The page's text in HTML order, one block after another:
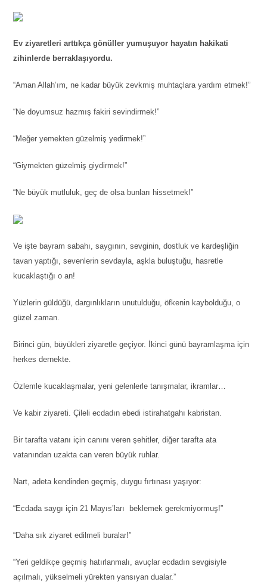
Ev ziyaretleri arttıkça gönüller yumuşuyor hayatın hakikati
zihinlerde berraklaşıyordu.
“Aman Allah’ım, ne kadar büyük zevkmiş muhtaçlara yardım etmek!”
“Ne doyumsuz hazmış fakiri sevindirmek!”
“Meğer yemekten güzelmiş yedirmek!”
“Giymekten güzelmiş giydirmek!”
“Ne büyük mutluluk, geç de olsa bunları hissetmek!”
Ve işte bayram sabahı, saygının, sevginin, dostluk ve kardeşliğin
tavan yaptığı, sevenlerin sevdayla, aşkla buluştuğu, hasretle
kucaklaştığı o an!
Yüzlerin güldüğü, dargınlıkların unutulduğu, öfkenin kaybolduğu, o
güzel zaman.
Birinci gün, büyükleri ziyaretle geçiyor. İkinci günü bayramlaşma için
herkes dernekte.
Özlemle kucaklaşmalar, yeni gelenlerle tanışmalar, ikramlar…
Ve kabir ziyareti. Çileli ecdadın ebedi istirahatgahı kabristan.
Bir tarafta vatanı için canını veren şehitler, diğer tarafta ata
vatanından uzakta can veren büyük ruhlar.
Nart, adeta kendinden geçmiş, duygu fırtınası yaşıyor:
“Ecdada saygı için 21 Mayıs’ları beklemek gerekmiyormuş!”
“Daha sık ziyaret edilmeli buralar!”
“Yeri geldikçe geçmiş hatırlanmalı, avuçlar ecdadın sevgisiyle
açılmalı, yükselmeli yürekten yansıyan dualar.”